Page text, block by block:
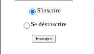
S'inscrire
Se désinscrire